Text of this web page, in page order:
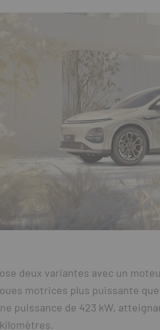
deux variantes avec un
motrices plus puissante
puissance de 423 kW,